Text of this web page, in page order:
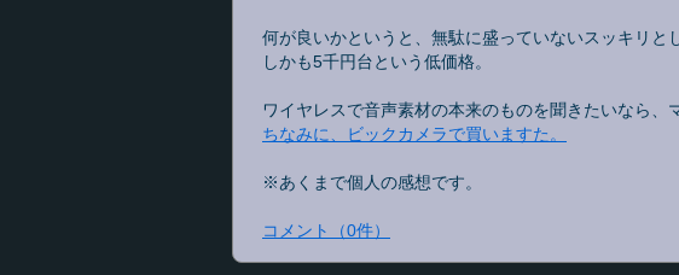
何が良いかというと、無駄に盛っていないスッキリと
しかも5千円台という低価格。
ワイヤレスで音声素材の本来のものを聞きたいなら、
ちなみに、ビックカメラで買いますた。
※あくまで個人の感想です。
コメント （0件）